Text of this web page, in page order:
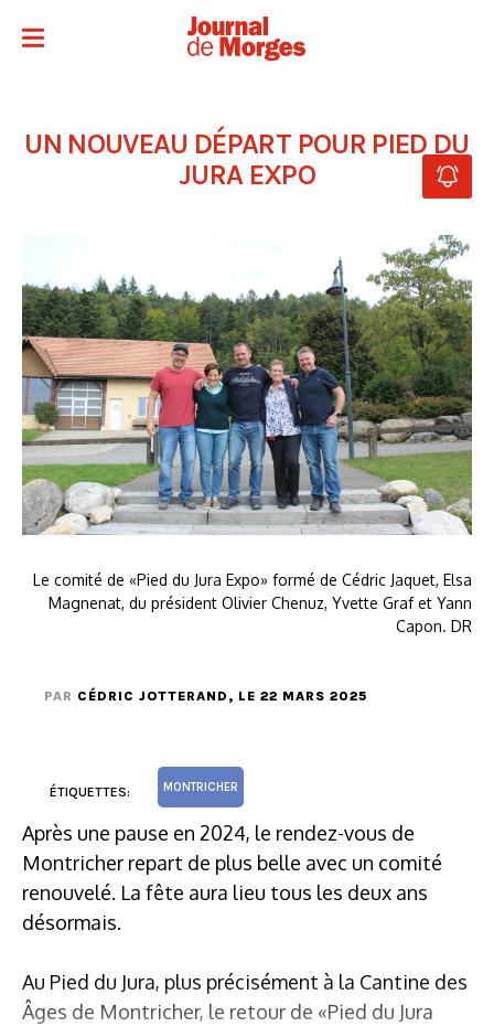
UN NOUVEAU DÉPART POUR PIED DU
JURA EXPO
Le comité de «Pied du Jura Expo» formé de Cédric Jaquet, Elsa
Magnenat, du président Olivier Chenuz, Yvette Graf et Yann
Capon. DR
PAR CÉDRIC JOTTERAND , LE 22 MARS 2025
ÉTIQUETTES: MONTRICHER
Après une pause en 2024, le rendez-vous de
Montricher repart de plus belle avec un comité
renouvelé. La fête aura lieu tous les deux ans
désormais.
Au Pied du Jura, plus précisément à la Cantine des
Âges de Montricher, le retour de «Pied du Jura